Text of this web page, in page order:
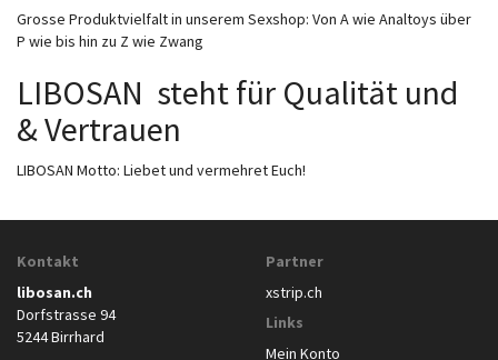
Grosse Produktvielfalt in unserem Sexshop: Von A wie Analtoys über
P wie bis hin zu Z wie Zwang
LIBOSAN  steht für Qualität und
& Vertrauen
LIBOSAN Motto: Liebet und vermehret Euch!
Kontakt
libosan.ch
Dorfstrasse 94
5244 Birrhard
Partner
xstrip.ch
Links
Mein Konto